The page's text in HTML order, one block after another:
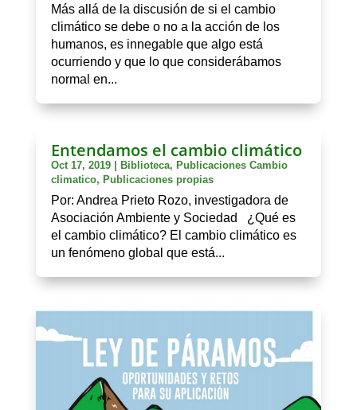
Más allá de la discusión de si el cambio
climático se debe o no a la acción de los
humanos, es innegable que algo está
ocurriendo y que lo que considerábamos
normal en...
Entendamos el cambio climático
Oct 17, 2019| Biblioteca, Publicaciones Cambio
climatico, Publicaciones propias
Por: Andrea Prieto Rozo, investigadora de
Asociación Ambiente y Sociedad ¿Qué es
el cambio climático? El cambio climático es
un fenómeno global que está...